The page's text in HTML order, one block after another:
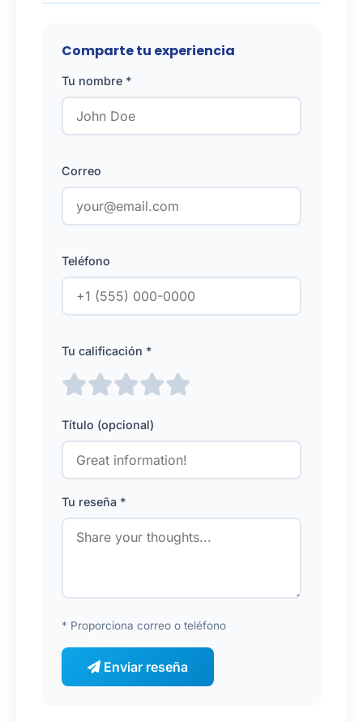
Comparte tu experiencia
Tu nombre *
Correo
Teléfono
Tu calificación *
Título (opcional)
Tu reseña *
* Proporciona correo o teléfono
Enviar reseña